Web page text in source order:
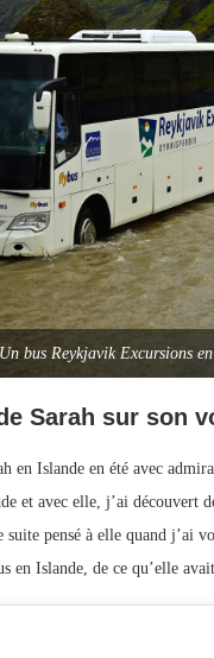
Un bus Reykjavik Excursions
Sarah sur son
en Islande en été avec
et avec elle, j’ai
suite pensé à elle quand j’ai
en Islande, de ce qu’elle